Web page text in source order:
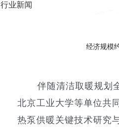
行业新闻
经济规模
伴随清洁取暖规划
北京工业大学等单位共
热泵供暖关键技术研究